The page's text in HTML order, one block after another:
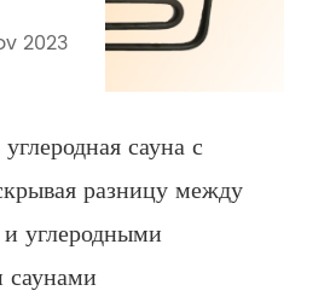
2023
сауна с
разницу между
углеродными